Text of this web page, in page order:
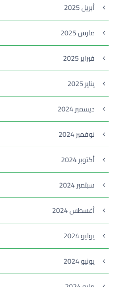
أبريل 2025
مارس 2025
فبراير 2025
يناير 2025
ديسمبر 2024
نوفمبر 2024
أكتوبر 2024
سبتمبر 2024
أغسطس 2024
يوليو 2024
يونيو 2024